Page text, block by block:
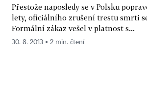
Přestože naposledy se v Polsku
lety, oficiálního zrušení trestu smrti
Formální zákaz vešel v platnost s...
30. 8. 2013 ▪ 2 min. čtení